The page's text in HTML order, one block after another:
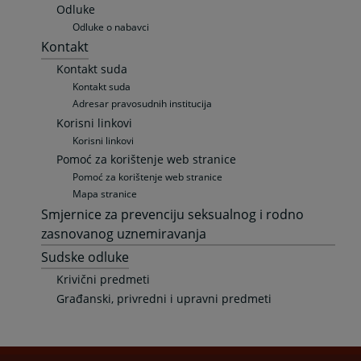
Odluke
Odluke o nabavci
Kontakt
Kontakt suda
Kontakt suda
Adresar pravosudnih institucija
Korisni linkovi
Korisni linkovi
Pomoć za korištenje web stranice
Pomoć za korištenje web stranice
Mapa stranice
Smjernice za prevenciju seksualnog i rodno
zasnovanog uznemiravanja
Sudske odluke
Krivični predmeti
Građanski, privredni i upravni predmeti